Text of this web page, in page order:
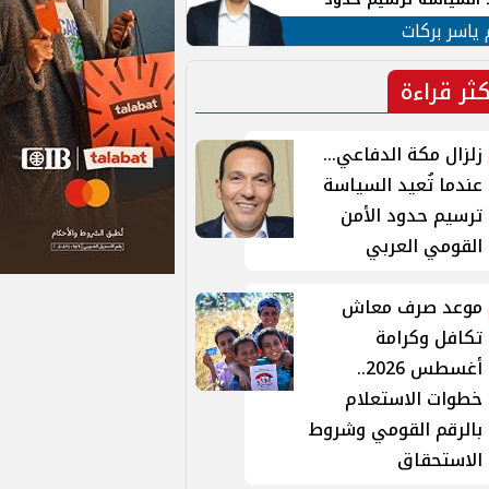
القومي العربي
ياسر بركات
قراءة
زلزال مكة الدفاعي...
عندما تُعيد السياسة
ترسيم حدود الأمن
القومي العربي
موعد صرف معاش
تكافل وكرامة
أغسطس 2026..
خطوات الاستعلام
بالرقم القومي وشروط
الاستحقاق